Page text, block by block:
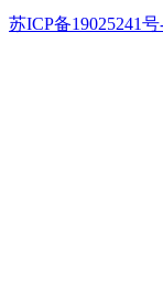
苏ICP备19025241号